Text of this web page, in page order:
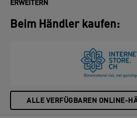
Ordnermechanik zu öffnen.
Gebrauch recyceltem PP-
extern geprüft und UL-
ERWEITERN
Beim Händler kaufen:
ALLE VERFÜGBAREN ONLINE-